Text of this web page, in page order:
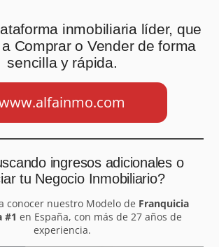
inmobiliaria líder, que
Comprar o Vender de forma
sencilla y rápida.
ingresos adicionales o
tu Negocio Inmobiliario?
conocer nuestro Modelo de Franquicia
#1 en España, con más de 27 años de
experiencia.